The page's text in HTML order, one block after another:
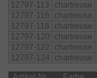
12797-113
chartreuse
12797-116
chartreuse
12797-118
chartreuse
12797-120
chartreuse
12797-122
chartreuse
12797-124
chartreuse